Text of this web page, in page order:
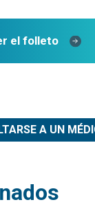
el folleto
A UN